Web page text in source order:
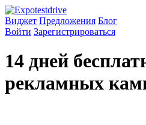
Виджет Предложения Блог
Войти Зарегистрироваться
14 дней
рекламных